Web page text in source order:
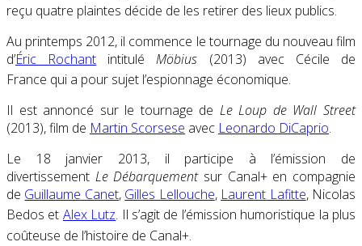
reçu quatre plaintes décide de les retirer des lieux publics.
Au printemps 2012, il commence le tournage du nouveau film
d’Éric Rochant intituléMöbius (2013) avec Cécile de
France qui a pour sujet l’espionnage économique.
Il est annoncé sur le tournage de Le Loup de Wall Street
(2013), film de Martin Scorsese avec Leonardo DiCaprio.
Le 18 janvier 2013, il participe à l’émission de
divertissement Le Débarquementsur Canal+ en compagnie
de Guillaume Canet, Gilles Lellouche, Laurent Lafitte, Nicolas
Bedos et Alex Lutz. Il s’agit de l’émission humoristique la plus
coûteuse de l’histoire de Canal+.